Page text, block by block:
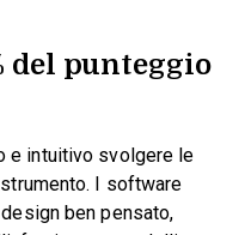
del punteggio
e intuitivo svolgere le
I software
ben pensato,